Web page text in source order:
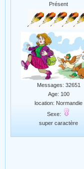
Présent
Messages: 32651
Age: 100
location: Normandie
Sexe:
super caractère